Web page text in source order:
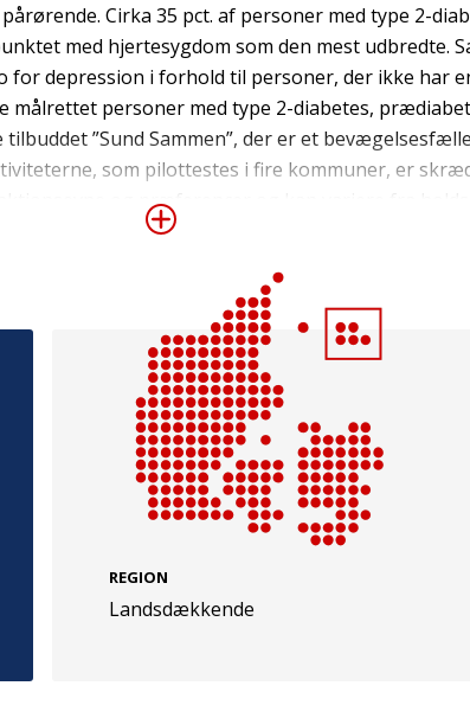
Cirka 35 pct. af personer med type 2-
med hjertesygdom som den mest udbredte.
depression i forhold til personer, der ikke har
målrettet personer med type 2-diabetes,
”Sund Sammen”, der er et
som pilottestes i fire kommuner, er
og præferencer og kan variere fra
motivation og barrierer for bevægelse i
at være mere end 110.000 voksne mænd i
at nå ud til mindst halvdelen med kommunikation
i projektperioden
REGION
Landsdækkende
Følg os
TryghedsGruppen
Facebook LinkedIn
TrygFonden
Facebook